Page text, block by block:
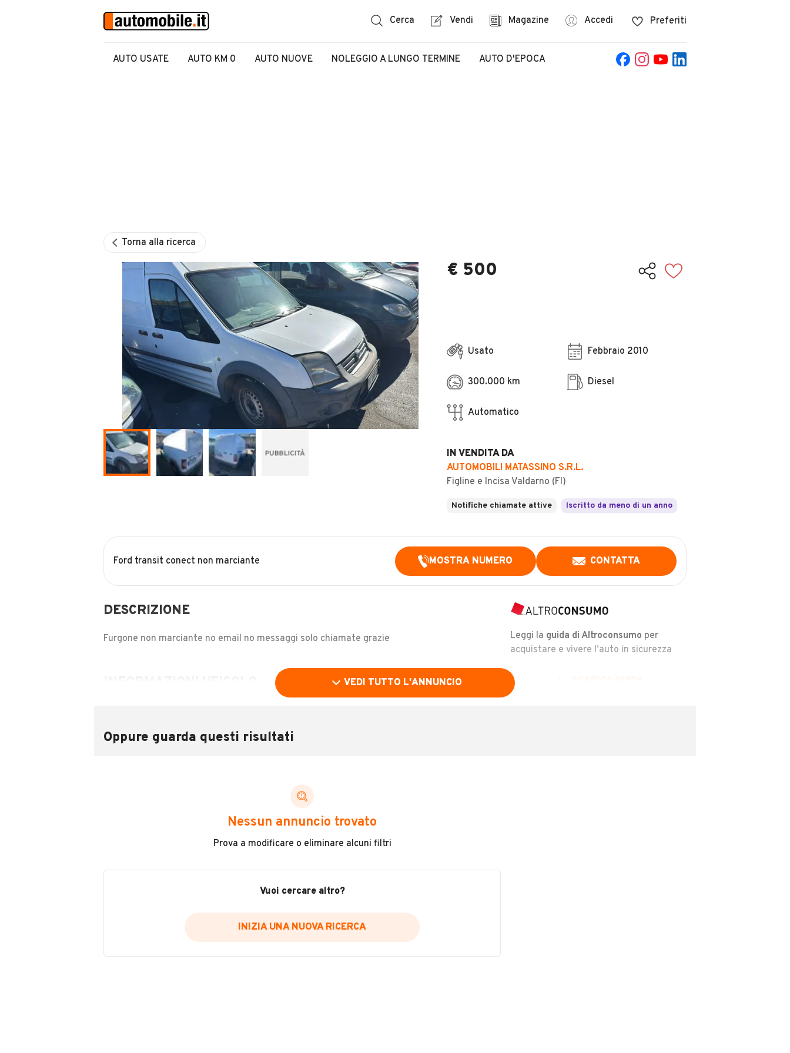
Cerca Vendi Magazine Accedi Preferiti
AUTO USATE AUTO KM 0 AUTO NUOVE NOLEGGIO A LUNGO TERMINE AUTO D'EPOCA
Torna alla ricerca
€ 500
Usato Febbraio 2010
300.000 km Diesel
Automatico
IN VENDITA DA
AUTOMOBILI MATASSINO S.R.L.
Figline e Incisa Valdarno (FI)
Notifiche chiamate attive Iscritto da meno di un anno
Ford transit conect non marciante MOSTRA NUMERO CONTATTA
DESCRIZIONE
Furgone non marciante no email no messaggi solo chiamate grazie
Usato / Nuovo
Usato
0
AUTOMOBILI MATASSINO S.R.L.
Iscritto da meno di un anno
Leggi la guida di Altroconsumo per
acquistare e vivere l’auto in sicurezza
VEDI TUTTO L'ANNUNCIO
Oppure guarda questi risultati
Nessun annuncio trovato
Prova a modificare o eliminare alcuni filtri
Vuoi cercare altro?
INIZIA UNA NUOVA RICERCA